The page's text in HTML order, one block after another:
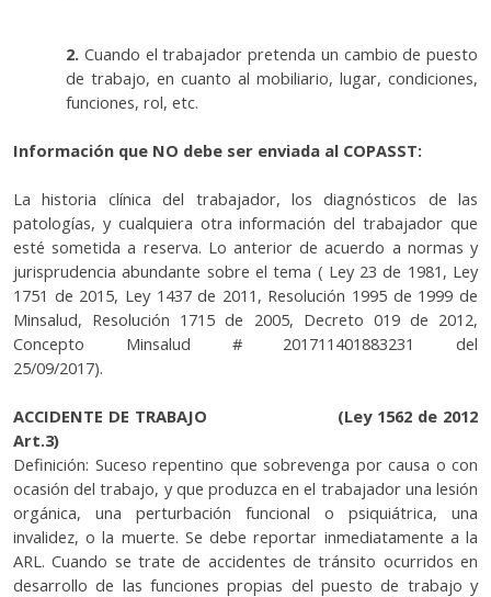
2. Cuando el trabajador pretenda un cambio de puesto
de trabajo, en cuanto al mobiliario, lugar, condiciones,
funciones, rol, etc.
Información que NO debe ser enviada al COPASST:
La historia clínica del trabajador, los diagnósticos de las
patologías, y cualquiera otra información del trabajador que
esté sometida a reserva. Lo anterior de acuerdo a normas y
jurisprudencia abundante sobre el tema ( Ley 23 de 1981, Ley
1751 de 2015, Ley 1437 de 2011, Resolución 1995 de 1999 de
Minsalud, Resolución 1715 de 2005, Decreto 019 de 2012,
Concepto Minsalud # 201711401883231 del
25/09/2017).
ACCIDENTE DE TRABAJO (Ley 1562 de 2012
Art.3)
Definición: Suceso repentino que sobrevenga por causa o con
ocasión del trabajo, y que produzca en el trabajador una lesión
orgánica, una perturbación funcional o psiquiátrica, una
invalidez, o la muerte. Se debe reportar inmediatamente a la
ARL. Cuando se trate de accidentes de tránsito ocurridos en
desarrollo de las funciones propias del puesto de trabajo y